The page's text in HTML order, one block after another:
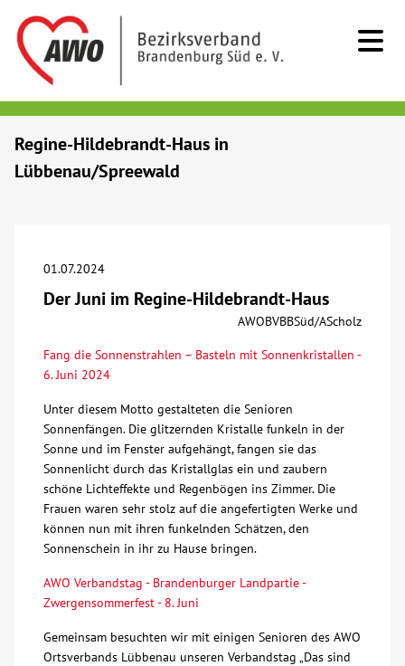
Senioren
Über uns
Veranstaltungen
Spenden
Mitmachen
Karriere
Regine-Hildebrandt-Haus in
Lübbenau/Spreewald
01.07.2024
Der Juni im Regine-Hildebrandt-Haus
AWOBVBBSüd/AScholz
Fang die Sonnenstrahlen – Basteln mit Sonnenkristallen -
6. Juni 2024
Unter diesem Motto gestalteten die Senioren
Sonnenfängen. Die glitzernden Kristalle funkeln in der
Sonne und im Fenster aufgehängt, fangen sie das
Sonnenlicht durch das Kristallglas ein und zaubern
schöne Lichteffekte und Regenbögen ins Zimmer. Die
Frauen waren sehr stolz auf die angefertigten Werke und
können nun mit ihren funkelnden Schätzen, den
Sonnenschein in ihr zu Hause bringen.
AWO Verbandstag - Brandenburger Landpartie -
Zwergensommerfest - 8. Juni
Gemeinsam besuchten wir mit einigen Senioren des AWO
Ortsverbands Lübbenau unseren Verbandstag „Das sind